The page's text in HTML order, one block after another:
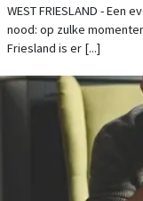
WEST FRIESLAND -
nood: op zulke
Friesland is er [...]